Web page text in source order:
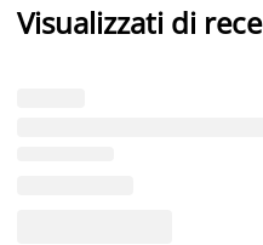
Visualizzati di